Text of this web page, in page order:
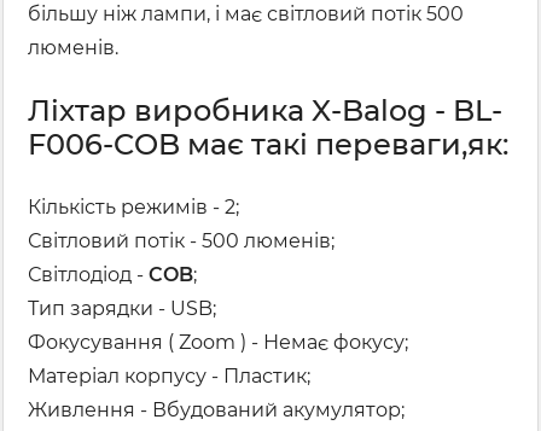
більшу ніж лампи, і має світловий потік 500
люменів.
Ліхтар виробника X-Balog - BL-
F006-COB має такі переваги,як:
Кількість режимів - 2;
Світловий потік - 500 люменів;
Світлодіод - COB;
Тип зарядки - USB;
Фокусування ( Zoom ) - Немає фокусу;
Матеріал корпусу - Пластик;
Живлення - Вбудований акумулятор;